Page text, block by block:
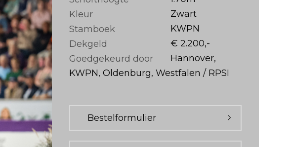
Kleur
Zwart
Stamboek
KWPN
Dekgeld
€ 2.200,-
Goedgekeurd door
Hannover,
KWPN, Oldenburg, Westfalen / RPSI
Bestelformulier